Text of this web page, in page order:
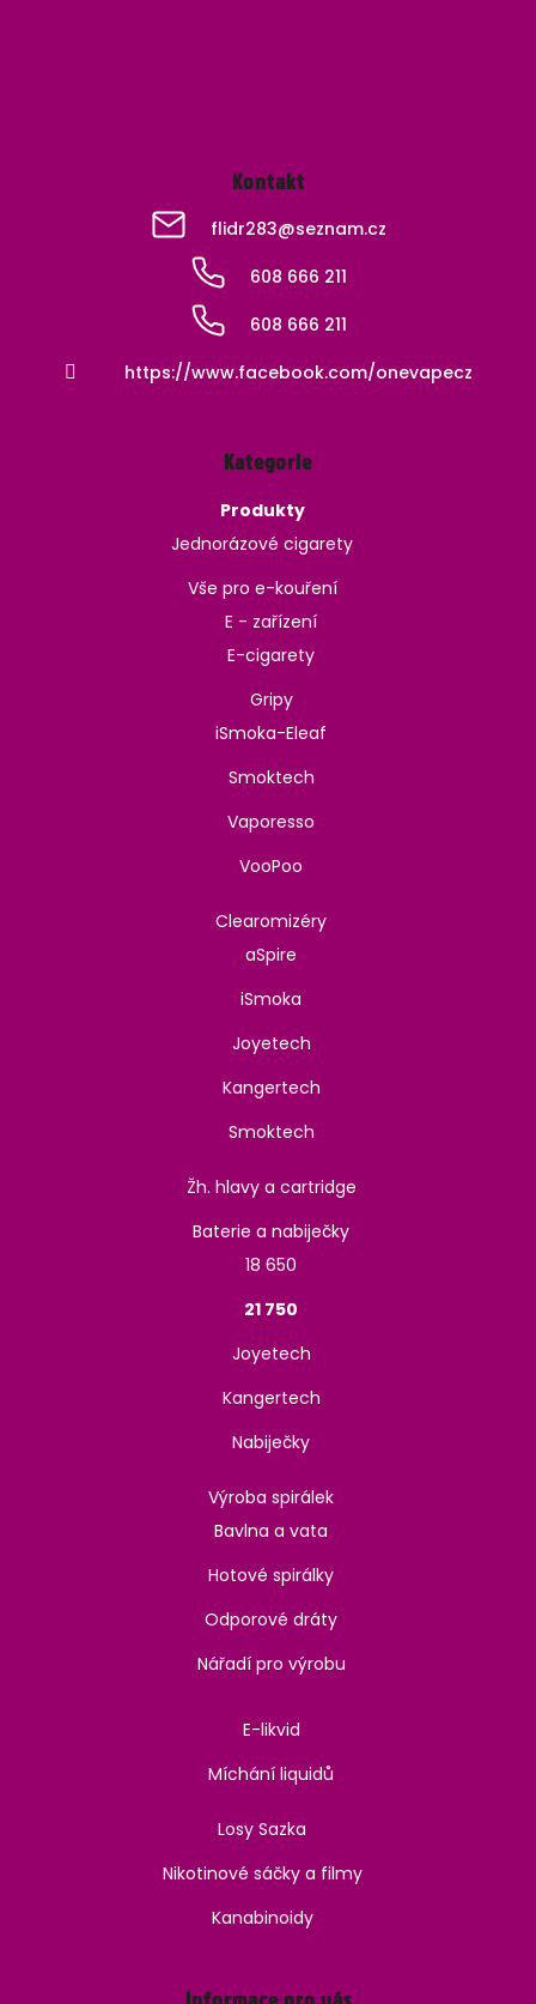
Kontakt
flidr283@seznam.cz
608 666 211
608 666 211
https://www.facebook.com/onevapecz
Kategorie
Produkty
Jednorázové cigarety
Vše pro e-kouření
E - zařízení
E-cigarety
Gripy
iSmoka-Eleaf
Smoktech
Vaporesso
VooPoo
Clearomizéry
aSpire
iSmoka
Joyetech
Kangertech
Smoktech
Žh. hlavy a cartridge
Baterie a nabiječky
18 650
21 750
Joyetech
Kangertech
Nabiječky
Výroba spirálek
Bavlna a vata
Hotové spirálky
Odporové dráty
Nářadí pro výrobu
E-likvid
Míchání liquidů
Losy Sazka
Nikotinové sáčky a filmy
Kanabinoidy